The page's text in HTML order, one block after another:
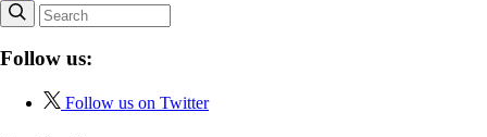
Follow us:
Follow us on Twitter